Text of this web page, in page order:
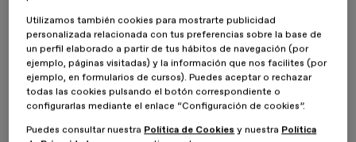
medio que se desee. Si las sacas y tratas de manera adecuada
tanto a la imagen de marca como al medio en el que se mostrarán,
pueden ser vitales para promocionar una marca de moda.
Utilizamos también cookies para mostrarte publicidad
personalizada relacionada con tus preferencias sobre la base de
un perfil elaborado a partir de tus hábitos de navegación (por
ejemplo, páginas visitadas) y la información que nos facilites (por
ejemplo, en formularios de cursos). Puedes aceptar o rechazar
todas las cookies pulsando el botón correspondiente o
configurarlas mediante el enlace “Configuración de cookies”.
Puedes consultar nuestra Política de Cookies y nuestra Política